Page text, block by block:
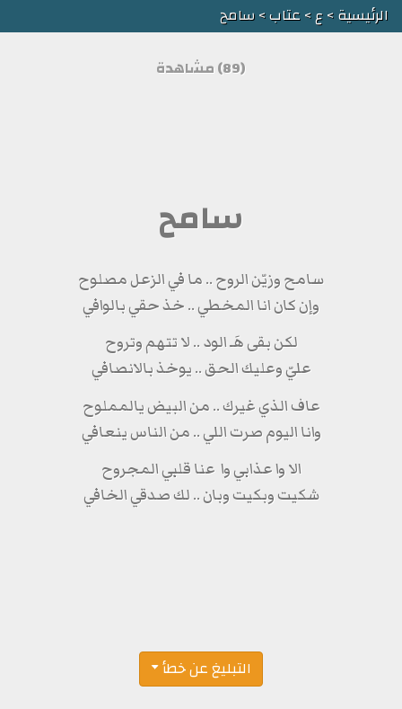
الرئيسية>ع>عتاب> سامح
(89) مشاهدة
سامح
سامح وزيّن الروح .. ما في الزعل مصلوح
وإن كان انا المخطي .. خذ حقي بالوافي
لكن بقى هَـ الود .. لا تتهم وتروح
عليّ وعليك الحق .. يوخذ بالانصافي
عاف الذي غيرك .. من البيض يالمملوح
وانا اليوم صرت اللي .. من الناس ينعافي
الا وا عذابي وا عنا قلبي المجروح
شكيت وبكيت وبان .. لك صدقي الخافي
التبليغ عن خطأ